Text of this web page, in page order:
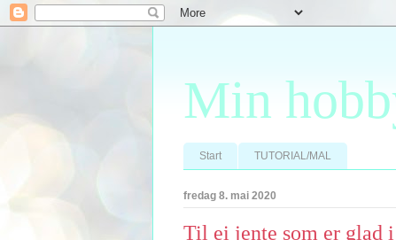
Min
Start TUTORIAL/MAL
fredag 8. mai 2020
Til ei jente som er glad